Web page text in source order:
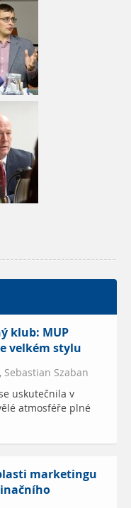
klub: MUP
velkém stylu
Szaban
uskutečnila v
atmosféře plné
marketingu